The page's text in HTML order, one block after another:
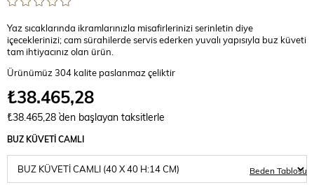
Yaz sıcaklarında ikramlarınızla misafirlerinizi serinletin diye
içeceklerinizi; cam sürahilerde servis ederken yuvalı yapısıyla buz küveti
tam ihtiyacınız olan ürün.
Ürünümüz 304 kalite paslanmaz çeliktir
₺38.465,28
₺38.465,28 `den başlayan taksitlerle
BUZ KÜVETİ CAMLI
Beden Tablosu